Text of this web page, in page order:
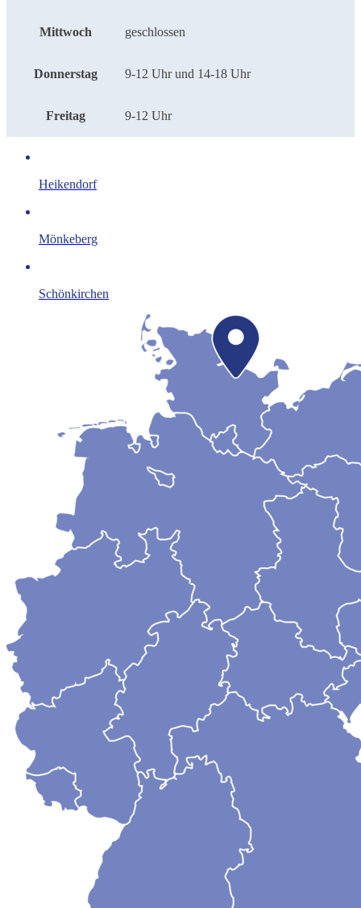
Mittwoch geschlossen
Donnerstag 9-12 Uhr und 14-18 Uhr
Freitag 9-12 Uhr
Heikendorf
Mönkeberg
Schönkirchen